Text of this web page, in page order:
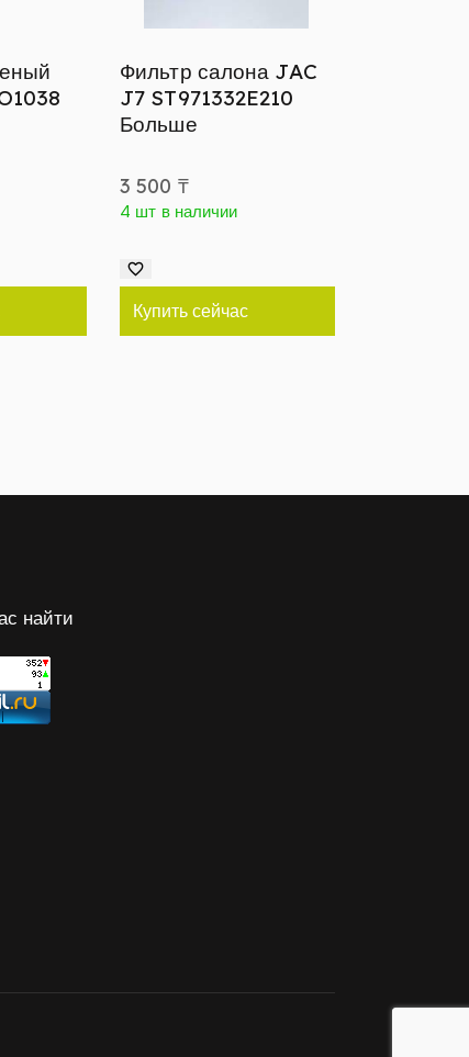
Фильтр салона JAC
J7 ST971332E210
Больше
3 500 ₸
4 шт в наличии
Купить сейчас
найти